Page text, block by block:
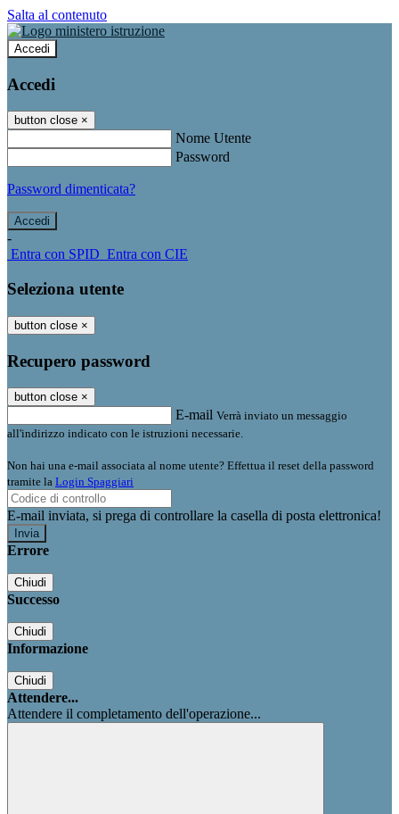
Salta al contenuto
Accedi
Accedi
button close ×
Nome Utente
Password
Password dimenticata?
-
Entra con SPID Entra con CIE
Seleziona utente
button close ×
Recupero password
button close ×
E-mail Verrà inviato un messaggio
all'indirizzo indicato con le istruzioni necessarie.
Non hai una e-mail associata al nome utente? Effettua il reset della password
tramite la Login Spaggiari
E-mail inviata, si prega di controllare la casella di posta elettronica!
Errore
Chiudi
Successo
Chiudi
Informazione
Chiudi
Attendere...
Attendere il completamento dell'operazione...